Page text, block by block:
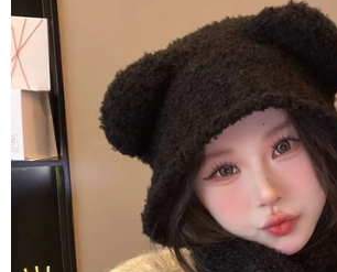
其他海外郵寄
香港澳門地區